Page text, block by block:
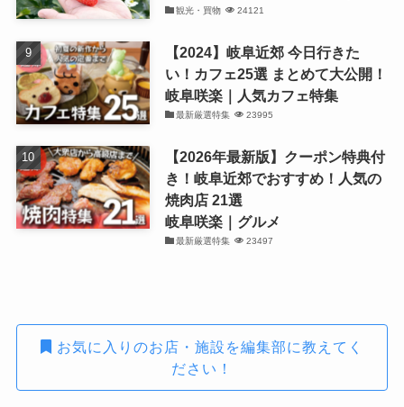
観光・買物 24121
【2024】岐阜近郊 今日行きた
い！カフェ25選 まとめて大公開！
岐阜咲楽｜人気カフェ特集
最新厳選特集 23995
【2026年最新版】クーポン特典付
き！岐阜近郊でおすすめ！人気の
焼肉店 21選
岐阜咲楽｜グルメ
最新厳選特集 23497
お気に入りのお店・施設を編集部に教えてく
ださい！